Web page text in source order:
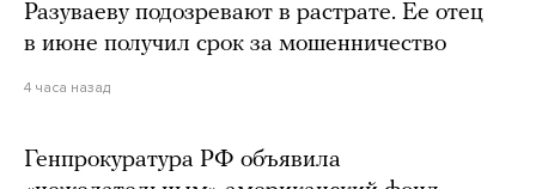
Разуваеву подозревают в растрате. Ее отец
в июне получил срок за мошенничество
4 часа назад
Генпрокуратура РФ объявила